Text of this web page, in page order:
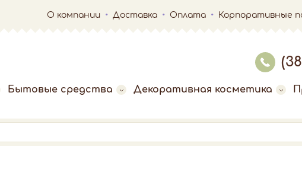
О компании Доставка Оплата Корпоративные
Бытовые средства Декоративная косметика